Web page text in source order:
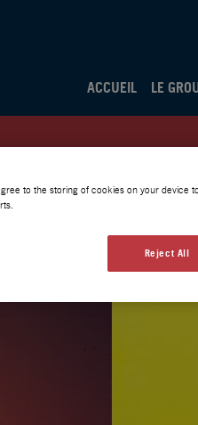
ACCUEIL LE
to the storing of cookies on your device
Reject All